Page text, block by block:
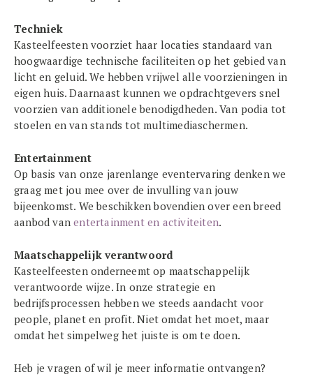
Techniek
Kasteelfeesten voorziet haar locaties standaard van
hoogwaardige technische faciliteiten op het gebied van
licht en geluid. We hebben vrijwel alle voorzieningen in
eigen huis. Daarnaast kunnen we opdrachtgevers snel
voorzien van additionele benodigdheden. Van podia tot
stoelen en van stands tot multimediaschermen.
Entertainment
Op basis van onze jarenlange eventervaring denken we
graag met jou mee over de invulling van jouw
bijeenkomst. We beschikken bovendien over een breed
aanbod vanentertainment en activiteiten.
Maatschappelijk verantwoord
Kasteelfeesten onderneemt op maatschappelijk
verantwoorde wijze. In onze strategie en
bedrijfsprocessen hebben we steeds aandacht voor
people, planet en profit. Niet omdat het moet, maar
omdat het simpelweg het juiste is om te doen.
Heb je vragen of wil je meer informatie ontvangen?